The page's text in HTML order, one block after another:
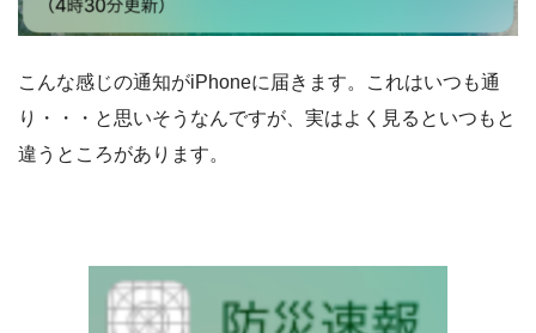
こんな感じの通知がiPhoneに届きます。これはいつも通
り・・・と思いそうなんですが、実はよく見るといつもと
違うところがあります。